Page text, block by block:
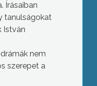
Írásaiban
tanulságokat
István
nem
szerepet a